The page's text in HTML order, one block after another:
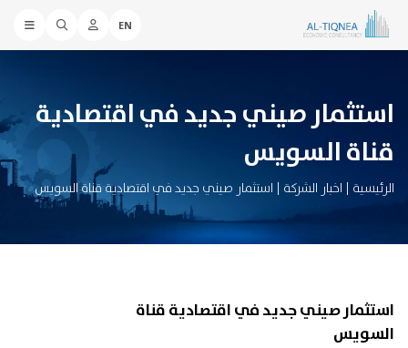
EN
استثمار صيني جديد في اقتصادية
قناة السويس
الرئيسية | اخبار الشركة | استثمار صيني جديد في اقتصادية قناة السويس
استثمار صيني جديد في اقتصادية قناة
السويس